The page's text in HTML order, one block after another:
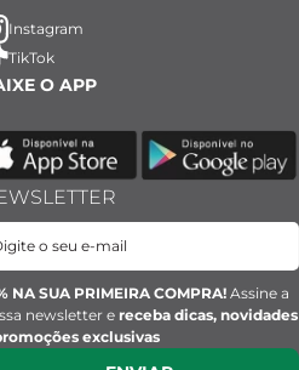
Instagram
TikTok
O APP
NA SUA PRIMEIRA COMPRA! Assine a
newsletter e receba dicas, novidades
exclusivas